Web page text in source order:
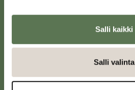
Salli kaikki
Salli valinta
Sivulantie 11, PL 13
kirjaamo@saarijarvi.fi